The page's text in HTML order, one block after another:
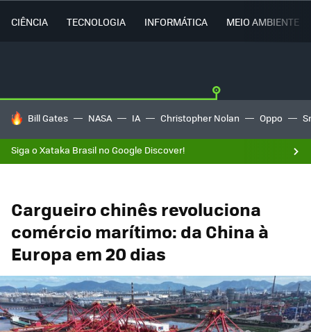
CIÊNCIA TECNOLOGIA INFORMÁTICA MEIO AMBIENTE
TENDÊNCIAS DO DIA
Bill Gates NASA IA Christopher Nolan Oppo
Siga o Xataka Brasil no Google Discover!
Cargueiro chinês revoluciona
comércio marítimo: da China à
Europa em 20 dias